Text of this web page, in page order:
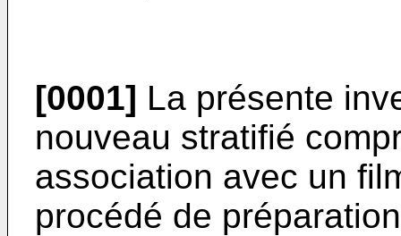
[0001] La présente
nouveau stratifié
association avec un
procédé de